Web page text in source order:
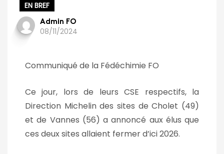
EN BREF
Admin FO
08/11/2024
Communiqué de la Fédéchimie FO
Ce jour, lors de leurs CSE respectifs, la
Direction Michelin des sites de Cholet (49)
et de Vannes (56) a annoncé aux élus que
ces deux sites allaient fermer d’ici 2026.